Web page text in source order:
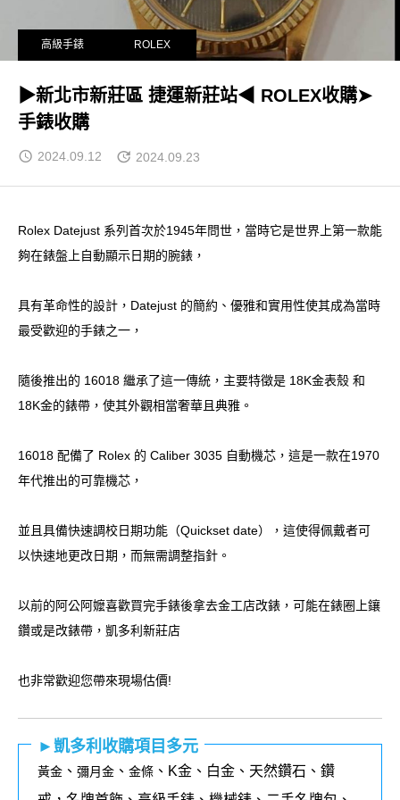
高級手錶 ROLEX
▶新北市新莊區 捷運新莊站◀ ROLEX收購➤
手錶收購
2024.09.12 2024.09.23
Rolex Datejust 系列首次於1945年問世，當時它是世界上第一款能
夠在錶盤上自動顯示日期的腕錶，
具有革命性的設計，Datejust 的簡約、優雅和實用性使其成為當時
最受歡迎的手錶之一，
隨後推出的 16018 繼承了這一傳統，主要特徵是 18K金表殼 和
18K金的錶帶，使其外觀相當奢華且典雅。
16018 配備了 Rolex 的 Caliber 3035 自動機芯，這是一款在1970
年代推出的可靠機芯，
並且具備快速調校日期功能（Quickset date），這使得佩戴者可
以快速地更改日期，而無需調整指針。
以前的阿公阿嬤喜歡買完手錶後拿去金工店改錶，可能在錶圈上鑲
鑽或是改錶帶，凱多利新莊店
也非常歡迎您帶來現場估價!
►凱多利收購項目多元
黃金 、 彌月金 、 金條 、K金、白金、天然鑽石、鑽